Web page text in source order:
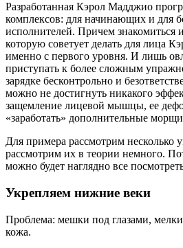
Разработанная Кэрол Мадджио
комплексов: для начинающих и для
исполнителей. Причем знакомиться
которую советует делать для лица
именно с первого уровня. И лишь
приступать к более сложным
зарядке бесконтрольно и
можно не достигнуть никакого
защемление лицевой мышцы, ее
«заработать» дополнительные
Для примера рассмотрим несколько
рассмотрим их в теории немного.
можно будет наглядно все
Укрепляем нижние веки
Проблема: мешки под глазами,
кожа.